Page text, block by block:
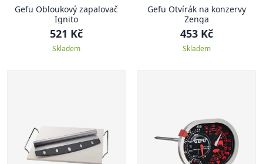
Gefu Obloukový zapalovač
Ignito
521 Kč
Skladem
Gefu Otvírák na konzervy
Zenga
453 Kč
Skladem